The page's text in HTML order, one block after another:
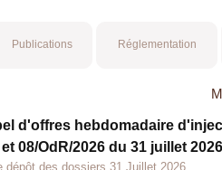
Publications Réglementation
d'offres hebdomadaire
08/OdR/2026 du 31 juillet 2026
dépôt des dossiers 31 Juillet 2026